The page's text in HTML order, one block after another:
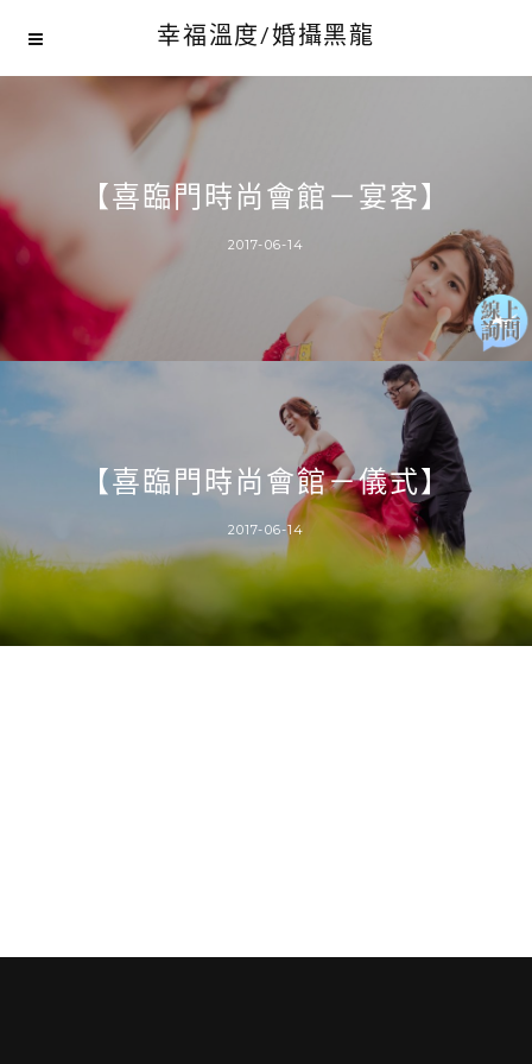
幸福溫度/婚攝黑龍
【喜臨門時尚會館－宴客】
2017-06-14
【喜臨門時尚會館－儀式】
2017-06-14